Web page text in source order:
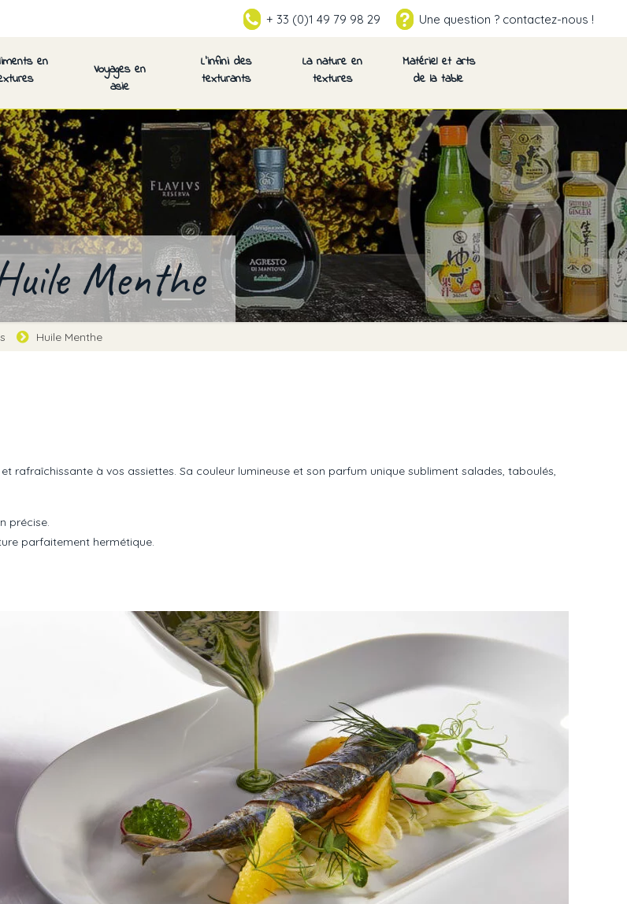
+ 33 (0)1 49 79 98 29 Une question ? contactez-nous !
en
Voyages en
asie
L’infini des
texturants
La nature en
textures
Matériel et arts
de la table
Menthe
Huile Menthe
rafraîchissante à vos assiettes. Sa couleur lumineuse et son parfum unique subliment salades, taboulés,
précise.
parfaitement hermétique.